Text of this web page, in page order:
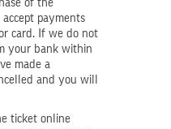
of the
payments
card. If we do not
your bank within
made a
and you will
ticket online